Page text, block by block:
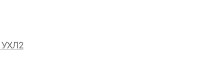
УХЛ2